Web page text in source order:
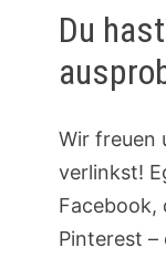
Du
Wir freuen
verlinkst!
Facebook,
Pinterest –